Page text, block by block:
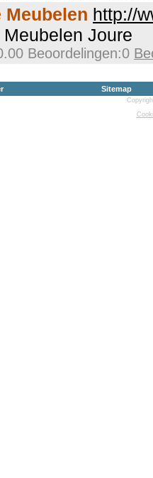
Meubelen http://
Joure
Beoordelingen:0
Sitemap